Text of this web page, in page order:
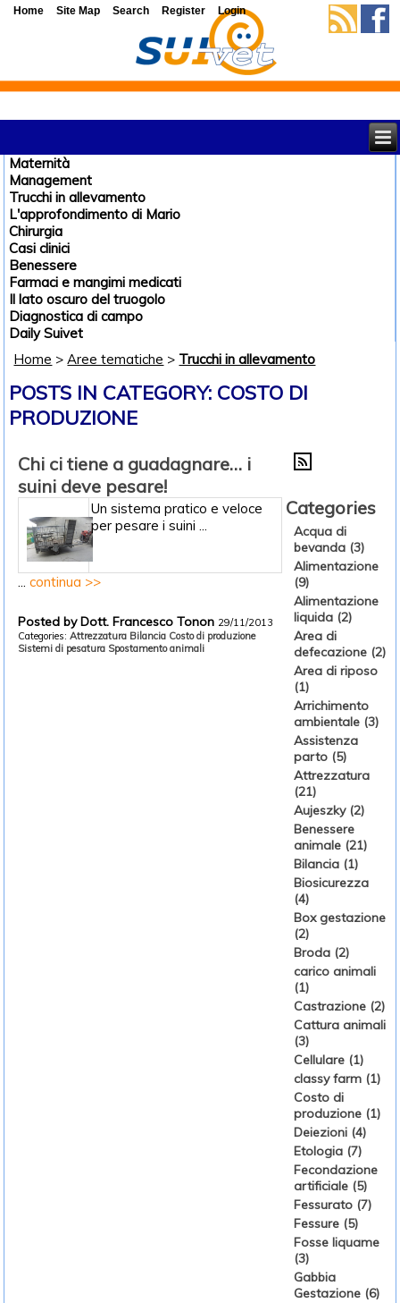
Maternità
Management
Trucchi in allevamento
L'approfondimento di Mario
Chirurgia
Casi clinici
Benessere
Farmaci e mangimi medicati
Il lato oscuro del truogolo
Diagnostica di campo
Daily Suivet
Home >Aree tematiche > Trucchi in allevamento
POSTS IN CATEGORY: COSTO DI
PRODUZIONE
Chi ci tiene a guadagnare… i
suini deve pesare!
Un sistema pratico e veloce
per pesare i suini ...
...continua >>
Posted by Dott. Francesco Tonon 29/11/2013
Categories:Attrezzatura Bilancia Costo di produzione
Sistemi di pesatura Spostamento animali
Categories
Acqua di
bevanda (3)
Alimentazione
(9)
Alimentazione
liquida (2)
Area di
defecazione (2)
Area di riposo
(1)
Arrichimento
ambientale (3)
Assistenza
parto (5)
Attrezzatura
(21)
Aujeszky (2)
Benessere
animale (21)
Bilancia (1)
Biosicurezza
(4)
Box gestazione
(2)
Broda (2)
carico animali
(1)
Castrazione (2)
Cattura animali
(3)
Cellulare (1)
classy farm (1)
Costo di
produzione (1)
Deiezioni (4)
Etologia (7)
Fecondazione
artificiale (5)
Fessurato (7)
Fessure (5)
Fosse liquame
(3)
Gabbia
Gestazione (6)
Home Site Map Search Register Login